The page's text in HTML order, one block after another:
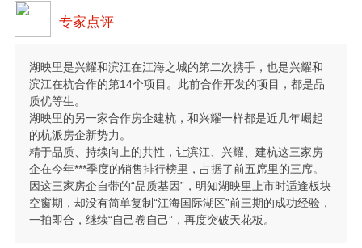
专家点评
湖映里是兴耀和滨江在江海之城的第二次携手，也是兴耀和
滨江在杭合作的第14个项目。此前合作开发的项目，都是品
质优等生。
湖映里的另一家合作房企建杭，和兴耀一样都是近几年崛起
的杭派房企新势力。
精于品质、持续向上的共性，让滨江、兴耀、建杭这三家房
企在今年***季度的销售排行榜里，占据了前五席里的三席。
因这三家房企自带的“品质基因”，明知湖映里上市时适逢板块
空窗期，却没有简单复制“江海国际湖区”前三期的成功经验，
一拍即合，继续“自己卷自己”，再度突破天花板。